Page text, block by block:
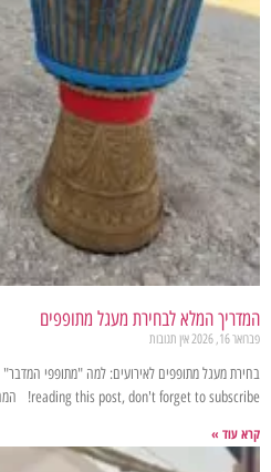
המדריך המלא לבחירת מעגל מתופפים
פברואר 16, 2026 אין תגובות
reading this post, don't forget to subscribe! המהפכה הקצבית של ישראל
קרא עוד »